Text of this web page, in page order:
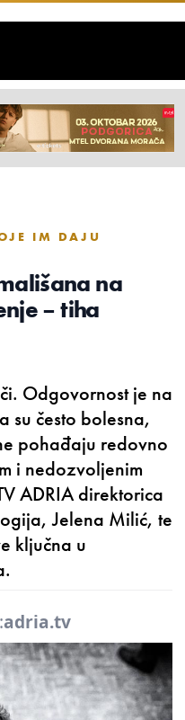
IM DAJU
na
– tiha
Odgovornost je na
su često bolesna,
pohađaju redovno
i nedozvoljenim
ADRIA direktorica
Jelena Milić, te
ključna u
adria.tv